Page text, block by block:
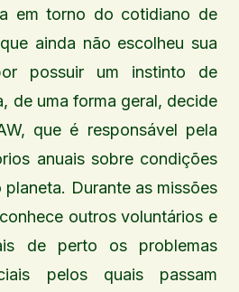
em torno do cotidiano de
ainda não escolheu sua
possuir um instinto de
de uma forma geral, decide
que é responsável pela
anuais sobre condições
Durante as missões
outros voluntários e
de perto os problemas
pelos quais passam